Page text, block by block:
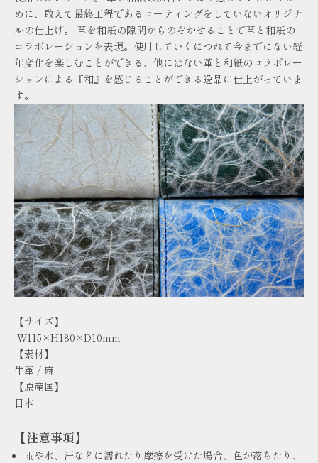
めに、敢えて最終工程であるコーティングをしていないオリジナ
ルの仕上げ。 革を和紙の隙間からのぞかせることで革と和紙の
コラボレーションを表現。使用していくにつれて今までにない経
年変化を楽しむことができる、他にはない革と和紙のコラボレー
ションによる『和』を感じることができる逸品に仕上がっていま
す。
【サイズ】
W115×H180×D10mm
【素材】
牛革 / 麻
【原産国】
日本
【注意事項】
雨や水、汗などに濡れたり摩擦を受けた場合、色が落ちたり、